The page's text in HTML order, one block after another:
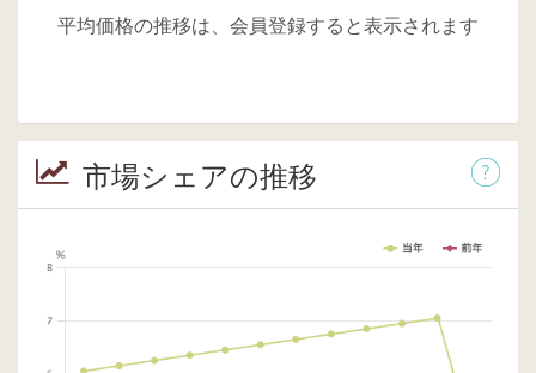
平均価格の推移は、会員登録すると表示されます
市場シェアの推移